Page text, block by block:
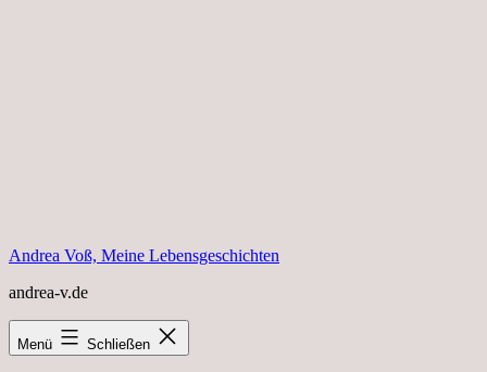
Andrea Voß, Meine Lebensgeschichten
andrea-v.de
Menü Schließen